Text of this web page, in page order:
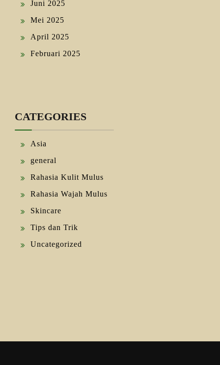
Juni 2025
Mei 2025
April 2025
Februari 2025
CATEGORIES
Asia
general
Rahasia Kulit Mulus
Rahasia Wajah Mulus
Skincare
Tips dan Trik
Uncategorized